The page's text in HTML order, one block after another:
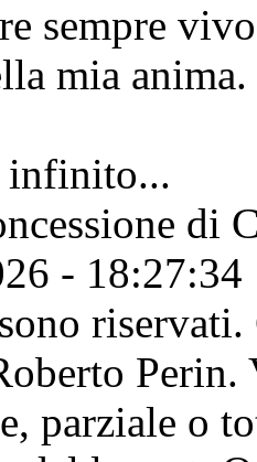
sempre
mia anima.
infinito...
di
- 18:27:34
riservati.
parziale o